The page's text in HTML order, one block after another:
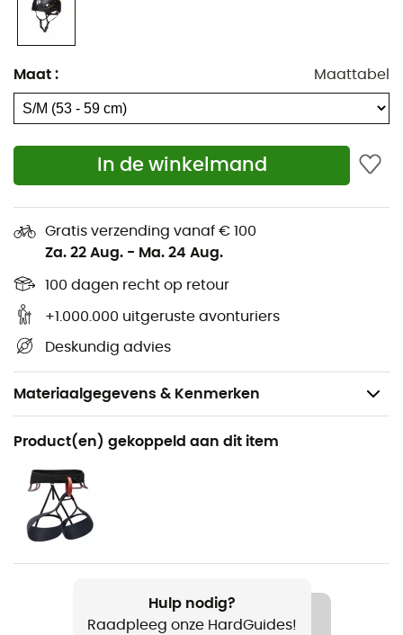
Maat : Maattabel
In de winkelmand
Gratis verzending vanaf € 100
Za. 22 Aug. - Ma. 24 Aug.
100 dagen recht op retour
+1.000.000 uitgeruste avonturiers
Deskundig advies
Materiaalgegevens & Kenmerken
Aanbevolen voor
Bergbeklimmen
Heren / Dames
Gewicht
Product(en) gekoppeld aan dit item
Hulp nodig?
Raadpleeg onze HardGuides!